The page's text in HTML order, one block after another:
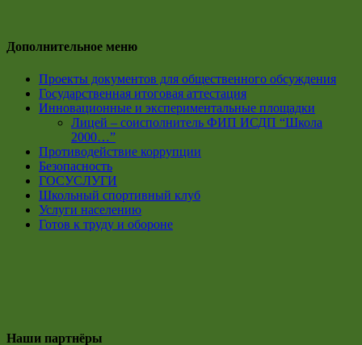
Дополнительное меню
Проекты документов для общественного обсуждения
Государственная итоговая аттестация
Инновационные и экспериментальные площадки
Лицей – соисполнитель ФИП ИСДП “Школа
2000…”
Противодействие коррупции
Безопасность
ГОСУСЛУГИ
Школьный спортивный клуб
Услуги населению
Готов к труду и обороне
Наши партнёры